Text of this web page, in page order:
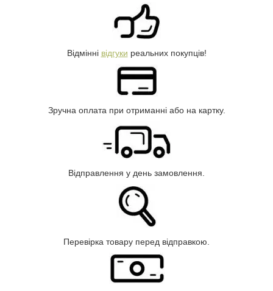
Відмінні відгуки реальних покупців!
Зручна оплата при отриманні або на картку.
Відправлення у день замовлення.
Перевірка товару перед відправкою.